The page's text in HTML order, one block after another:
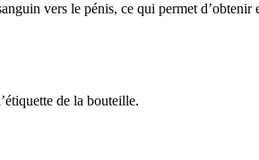
vers le pénis, ce qui permet
de la bouteille.